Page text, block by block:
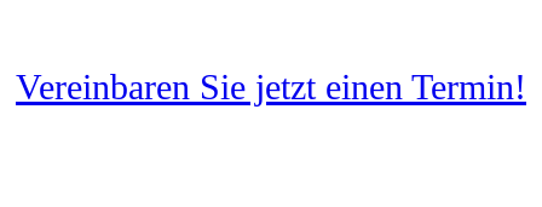
Vereinbaren Sie jetzt einen Termin!